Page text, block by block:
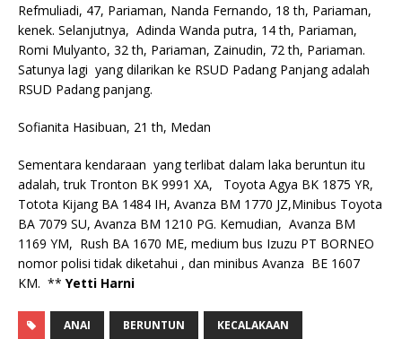
Refmuliadi, 47, Pariaman, Nanda Fernando, 18 th, Pariaman,
kenek. Selanjutnya, Adinda Wanda putra, 14 th, Pariaman,
Romi Mulyanto, 32 th, Pariaman, Zainudin, 72 th, Pariaman.
Satunya lagi yang dilarikan ke RSUD Padang Panjang adalah
RSUD Padang panjang.
Sofianita Hasibuan, 21 th, Medan
Sementara kendaraan yang terlibat dalam laka beruntun itu
adalah, truk Tronton BK 9991 XA, Toyota Agya BK 1875 YR,
Totota Kijang BA 1484 IH, Avanza BM 1770 JZ,Minibus Toyota
BA 7079 SU, Avanza BM 1210 PG. Kemudian, Avanza BM
1169 YM, Rush BA 1670 ME, medium bus Izuzu PT BORNEO
nomor polisi tidak diketahui , dan minibus Avanza BE 1607
KM. ** Yetti Harni
ANAI BERUNTUN KECALAKAAN